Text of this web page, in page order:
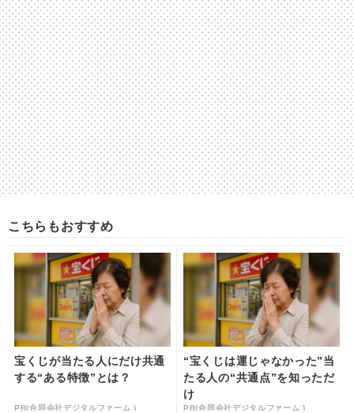
こちらもおすすめ
宝くじが当たる人にだけ共通
する“ある特徴”とは？
PR(合同会社デジタルファーム )
“宝くじは運じゃなかった”当
たる人の“共通点”を知っただ
け
PR(合同会社デジタルファーム )